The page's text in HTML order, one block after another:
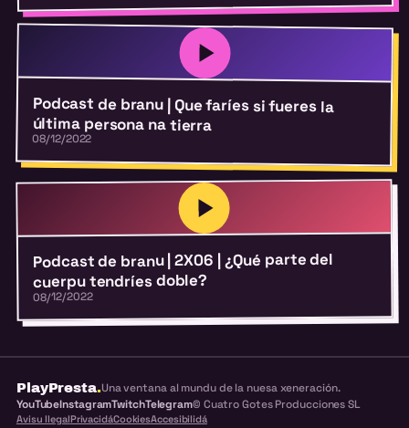
Podcast de branu | Que faríes si fueres la
última persona na tierra
08/12/2022
Podcast de branu | 2X06 | ¿Qué parte del
cuerpu tendríes doble?
08/12/2022
PlayPresta.Una ventana al mundu de la nuesa xeneración.
YouTubeInstagramTwitchTelegram© Cuatro Gotes Producciones SL
Avisu llegalPrivacidáCookiesAccesibilidá